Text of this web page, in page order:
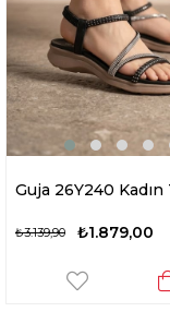
₺1.879,00
₺3.139,90